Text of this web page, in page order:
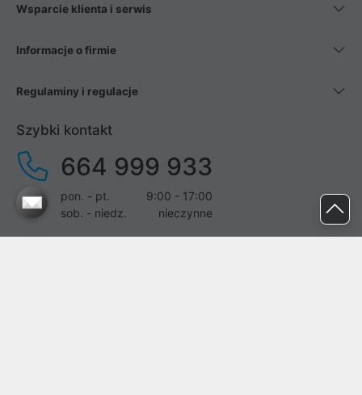
Wsparcie klienta i serwis
Informacje o firmie
Regulaminy i regulacje
Szybki kontakt
664 999 933
pon. - pt.
9:00 - 17:00
sob. - niedz.
nieczynne